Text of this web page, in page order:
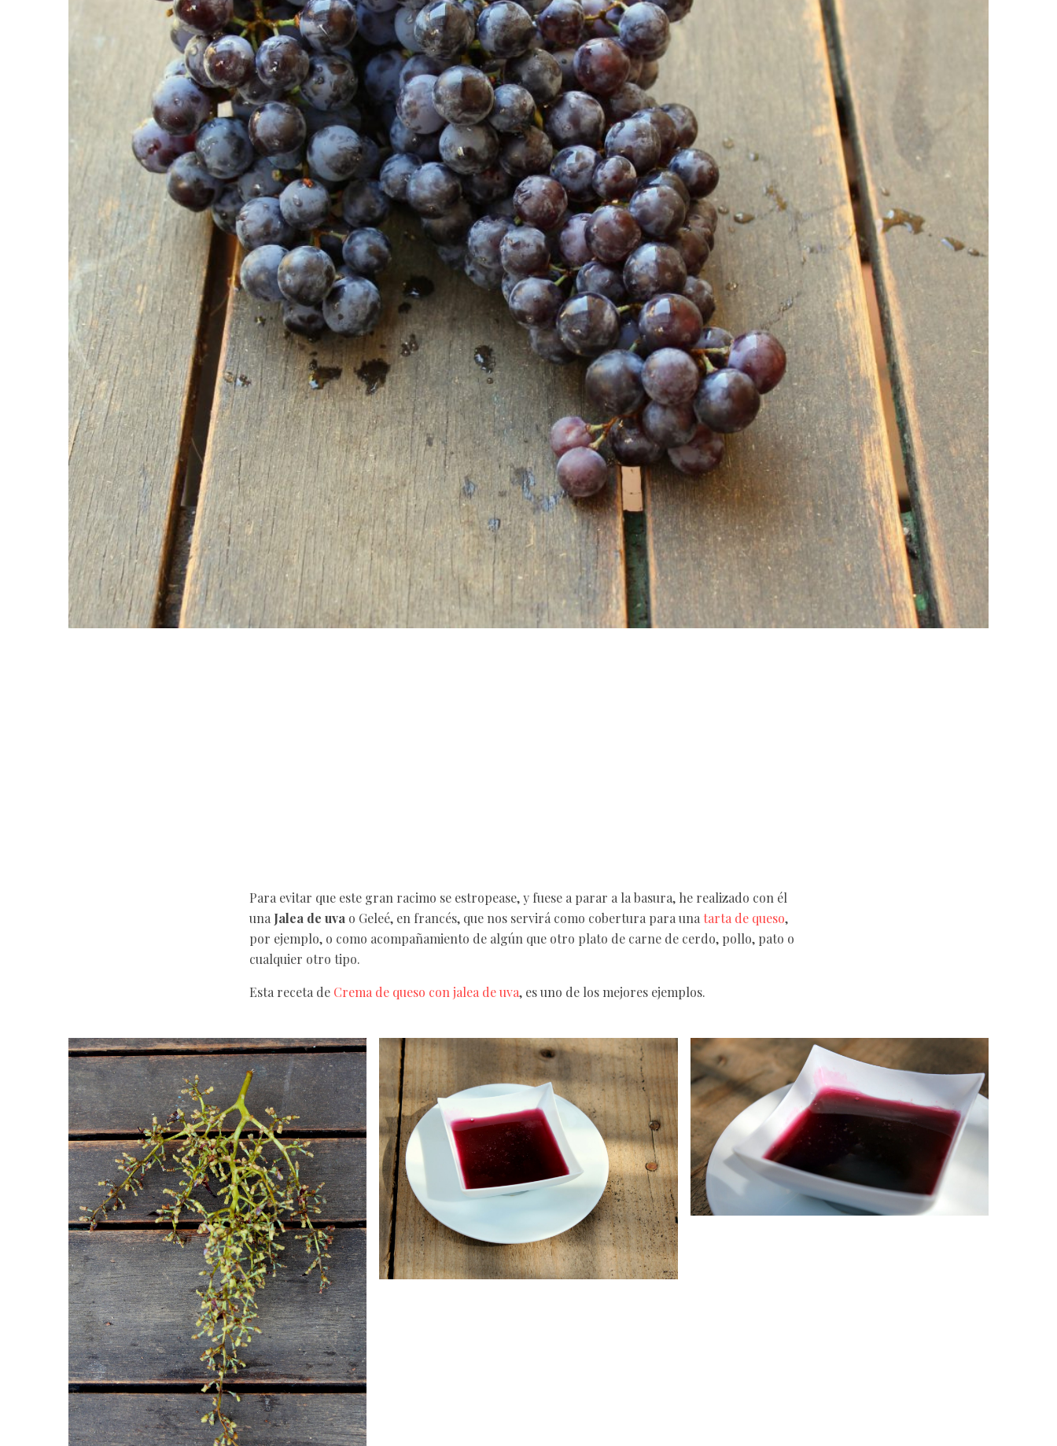
Para evitar que este gran racimo se estropease, y fuese a parar a la basura, he realizado con él
una Jalea de uva o Geleé, en francés, que nos servirá como cobertura para unatarta de queso,
por ejemplo, o como acompañamiento de algún que otro plato de carne de cerdo, pollo, pato o
cualquier otro tipo.
Esta receta de Crema de queso con jalea de uva, es uno de los mejores ejemplos.